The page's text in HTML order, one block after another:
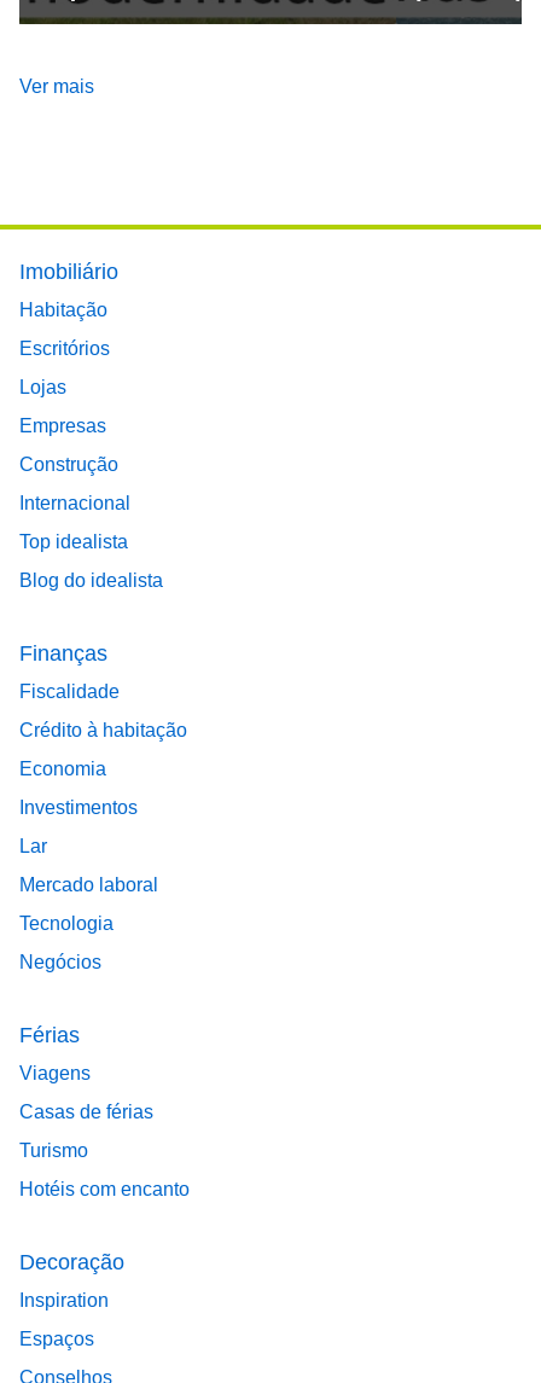
Ver mais
Footer main menu
Imobiliário
Habitação
Escritórios
Lojas
Empresas
Construção
Internacional
Top idealista
Blog do idealista
Finanças
Fiscalidade
Crédito à habitação
Economia
Investimentos
Lar
Mercado laboral
Tecnologia
Negócios
Férias
Viagens
Casas de férias
Turismo
Hotéis com encanto
Decoração
Inspiration
Espaços
Conselhos